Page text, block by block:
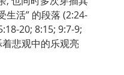
生活” 的段落 (2:24-
20; 8:15; 9:7-9;
悲观中的乐观亮